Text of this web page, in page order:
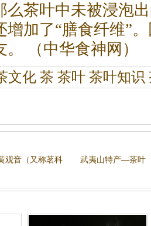
么茶叶中未被浸泡
增加了“膳食纤维”
（中华食神网）
文化 茶 茶叶 茶叶知识
观音（又称茗科
武夷山特产—茶叶